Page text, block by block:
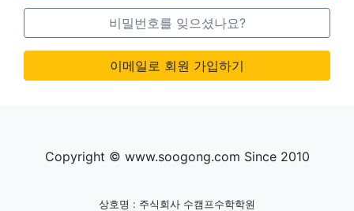
비밀번호를 잊으셨나요?
이메일로 회원 가입하기
Copyright © www.soogong.com Since 2010
상호명 : 주식회사 수캠프수학학원